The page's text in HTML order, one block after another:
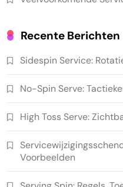
Recente Berichten
Sidespin Service:
No-Spin Serve:
High Toss Serve:
Voorbeelden